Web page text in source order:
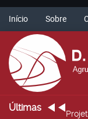
Início Sobre
Últimas